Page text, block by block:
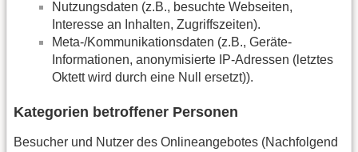
Nutzungsdaten (z.B., besuchte Webseiten,
Interesse an Inhalten, Zugriffszeiten).
Meta-/Kommunikationsdaten (z.B., Geräte-
Informationen, anonymisierte IP-Adressen (letztes
Oktett wird durch eine Null ersetzt)).
Kategorien betroffener Personen
Besucher und Nutzer des Onlineangebotes (Nachfolgend